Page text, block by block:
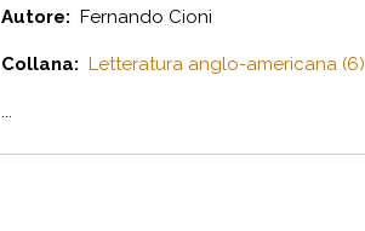
Autore: Fernando Cioni
Collana: Letteratura anglo-americana (6)
...